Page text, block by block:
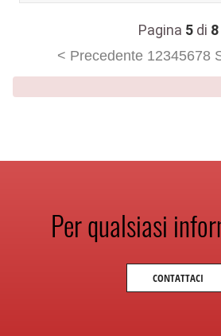
Pagina 5di 8
< Precedente 12345678
Per qualsiasi
CONTATTACI